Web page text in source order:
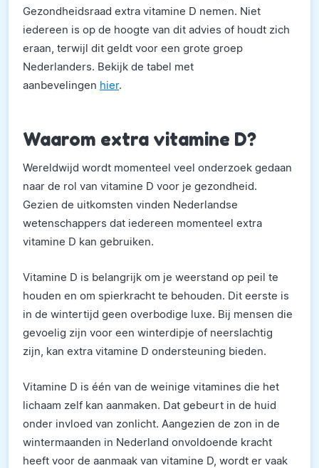
Gezondheidsraad extra vitamine D nemen. Niet
iedereen is op de hoogte van dit advies of houdt zich
eraan, terwijl dit geldt voor een grote groep
Nederlanders. Bekijk de tabel met
aanbevelingen hier.
Waarom extra vitamine D?
Wereldwijd wordt momenteel veel onderzoek gedaan
naar de rol van vitamine D voor je gezondheid.
Gezien de uitkomsten vinden Nederlandse
wetenschappers dat iedereen momenteel extra
vitamine D kan gebruiken.
Vitamine D is belangrijk om je weerstand op peil te
houden en om spierkracht te behouden. Dit eerste is
in de wintertijd geen overbodige luxe. Bij mensen die
gevoelig zijn voor een winterdipje of neerslachtig
zijn, kan extra vitamine D ondersteuning bieden.
Vitamine D is één van de weinige vitamines die het
lichaam zelf kan aanmaken. Dat gebeurt in de huid
onder invloed van zonlicht. Aangezien de zon in de
wintermaanden in Nederland onvoldoende kracht
heeft voor de aanmaak van vitamine D, wordt er vaak